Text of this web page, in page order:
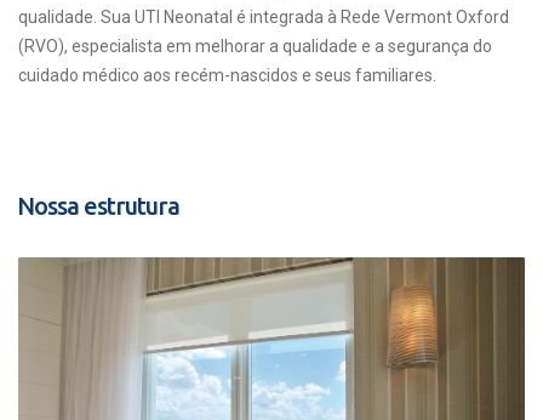
qualidade. Sua UTI Neonatal é integrada à Rede Vermont Oxford
(RVO), especialista em melhorar a qualidade e a segurança do
cuidado médico aos recém-nascidos e seus familiares.
Nossa estrutura